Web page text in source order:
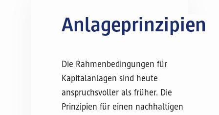
Anlageprinzipien
Die Rahmenbedingungen für
Kapitalanlagen sind heute
anspruchsvoller als früher. Die
Prinzipien für einen nachhaltigen